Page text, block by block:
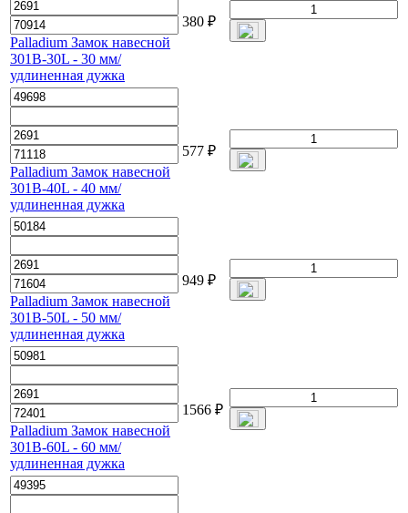
Palladium Замок навесной
301B-30L - 30 мм/
удлиненная дужка
380 ₽
Palladium Замок навесной
301B-40L - 40 мм/
удлиненная дужка
577 ₽
Palladium Замок навесной
301B-50L - 50 мм/
удлиненная дужка
949 ₽
Palladium Замок навесной
301B-60L - 60 мм/
удлиненная дужка
1566 ₽